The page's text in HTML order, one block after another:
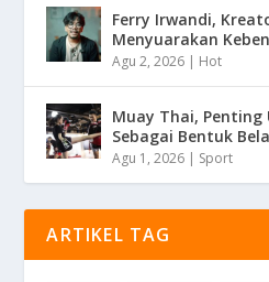
Ferry Irwandi,
Menyuarakan
Agu 2, 2026 | Hot
Muay Thai, Penting
Sebagai Bentuk
Agu 1, 2026 | Sport
ARTIKEL TAG